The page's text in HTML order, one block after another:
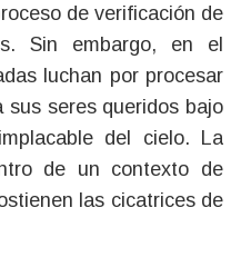
de verificación de
Sin embargo, en el
luchan por procesar
sus seres queridos bajo
del cielo. La
de un contexto de
las cicatrices de